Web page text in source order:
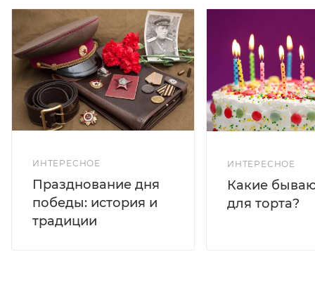
ИНТЕРЕСНОЕ
Празднование дня
победы: история и
традиции
ИНТЕРЕСНОЕ
Какие
для торта?